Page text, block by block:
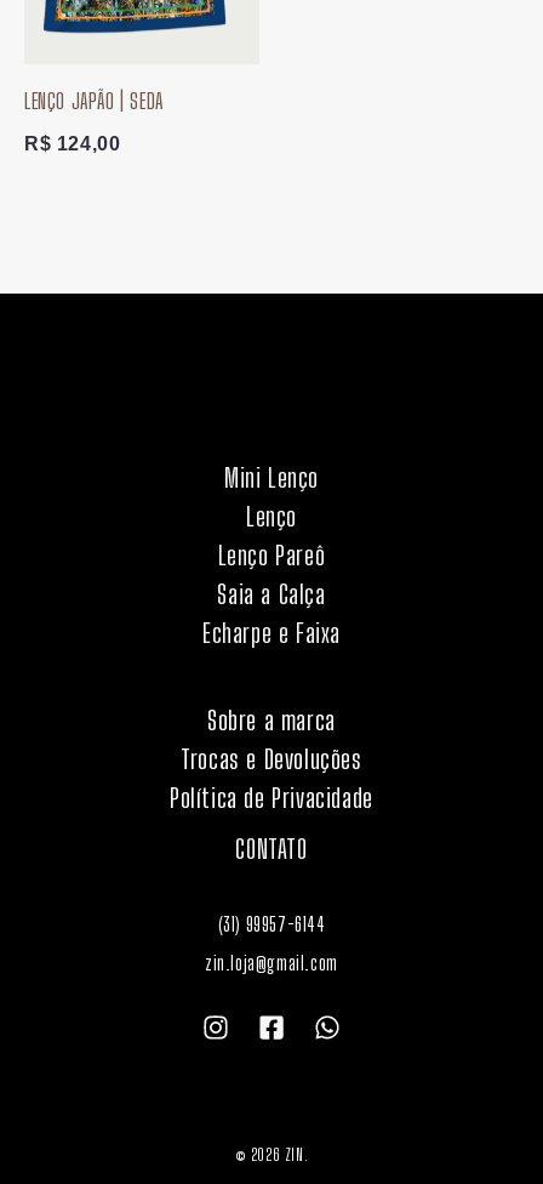
LENÇO JAPÃO | SEDA
R$ 124,00
Mini Lenço
Lenço
Lenço Pareô
Saia a Calça
Echarpe e Faixa
Sobre a marca
Trocas e Devoluções
Política de Privacidade
CONTATO
(31) 99957-6144
zin.loja@gmail.com
© 2026 ZIN.